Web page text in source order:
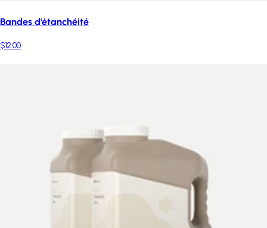
Bandes d'étanchéité
$12.00